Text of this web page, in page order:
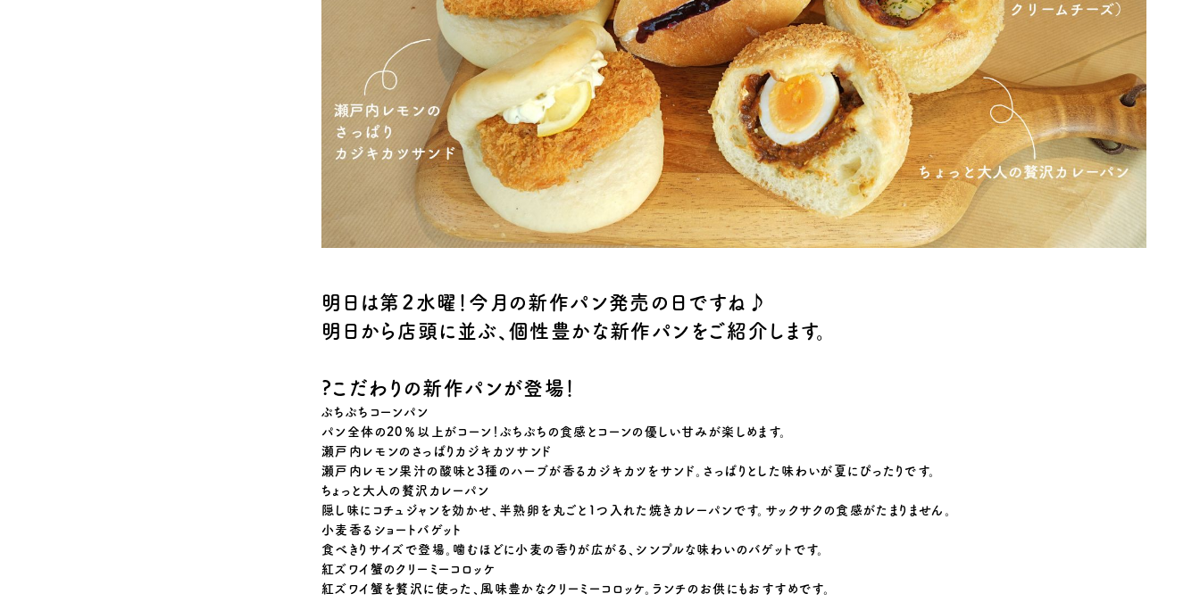
明日は第２水曜！今月の新作パン発売の日ですね♪
明日から店頭に並ぶ、個性豊かな新作パンをご紹介します。
?こだわりの新作パンが登場！
ぷちぷちコーンパン
パン全体の20％以上がコーン！ぷちぷちの食感とコーンの優しい甘みが楽しめます。
瀬戸内レモンのさっぱりカジキカツサンド
瀬戸内レモン果汁の酸味と3種のハーブが香るカジキカツをサンド。さっぱりとした味わいが夏にぴったりです。
ちょっと大人の贅沢カレーパン
隠し味にコチュジャンを効かせ、半熟卵を丸ごと1つ入れた焼きカレーパンです。サックサクの食感がたまりません。
小麦香るショートバゲット
食べきりサイズで登場。噛むほどに小麦の香りが広がる、シンプルな味わいのバゲットです。
紅ズワイ蟹のクリーミーコロッケ
紅ズワイ蟹を贅沢に使った、風味豊かなクリーミーコロッケ。ランチのお供にもおすすめです。